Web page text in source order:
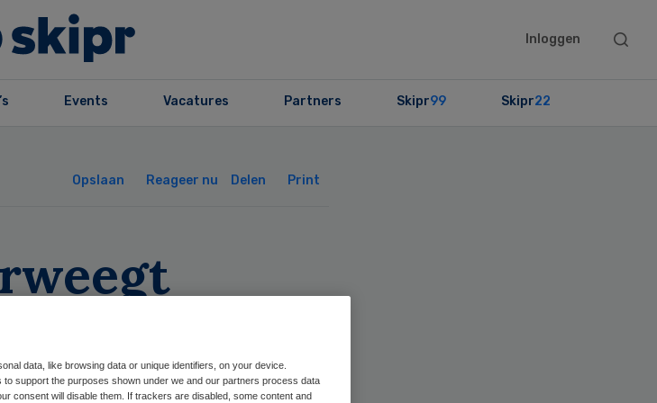
Inloggen
Search
Events Vacatures Partners Skipr99 Skipr22
Opslaan Reageer nu Delen Print
data, like browsing data or unique identifiers, on your device.
to support the purposes shown under we and our partners process data
consent will disable them. If trackers are disabled, some content and